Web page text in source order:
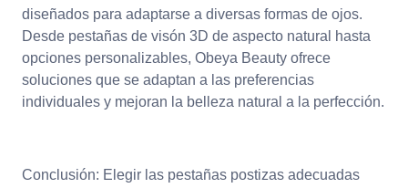
diseñados para adaptarse a diversas formas de ojos.
Desde pestañas de visón 3D de aspecto natural hasta
opciones personalizables, Obeya Beauty ofrece
soluciones que se adaptan a las preferencias
individuales y mejoran la belleza natural a la perfección.
Conclusión: Elegir las pestañas postizas adecuadas